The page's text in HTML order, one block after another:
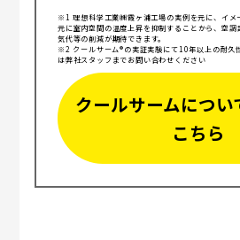
※1 理想科学工業㈱霞ヶ浦工場の実例を元に、イメ
元に室内空間の温度上昇を抑制することから、空調
気代等の削減が期待できます。
※2 クールサーム®の実証実験にて10年以上の耐久
は弊社スタッフまでお問い合わせください
クールサームについ
こちら